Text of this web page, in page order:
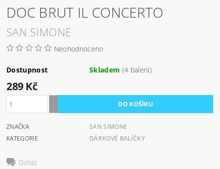
DOC BRUT IL CONCERTO
SAN SIMONE
Neohodnoceno
Dostupnost Skladem (4 balení)
289 Kč
ZNAČKA
SAN SIMONE
KATEGORIE
DÁRKOVÉ BALÍČKY
Dotaz